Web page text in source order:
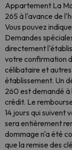
Appartement La
265 à l'avance de
Vous pouvez
Demandes
directement
votre confirmation
célibataire et
établissement. Un
260 est demandé
crédit. Le
14 jours qui suivent
sera entièrement
dommage n'a été
que la remise des